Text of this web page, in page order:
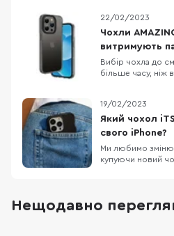
тестує процесори
Офіційні
отримають відмітку
скоротити фразу
22/02/2023
Чохли
витримують
метрів
Вибір чохла до
більше часу, ніж
iPhone. Одна з
зарекомендувала
довговічних та
19/02/2023
Який чохол
свого iPhone?
Ми любимо
купуючи новий
чохлів на сайті
подивитись на
Нещодавно